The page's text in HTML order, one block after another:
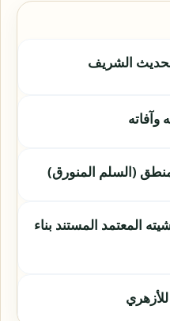
الشريف
وآفاته
(السلم المنورق)
المعتمد المستند بناء